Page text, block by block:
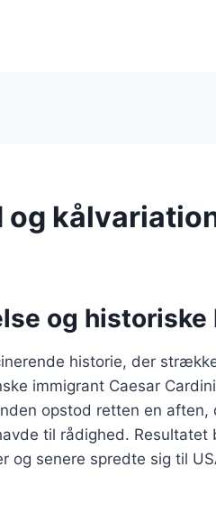
og historiske
historie, der
immigrant Caesar
opstod retten en aften,
til rådighed. Resultatet
senere spredte sig til